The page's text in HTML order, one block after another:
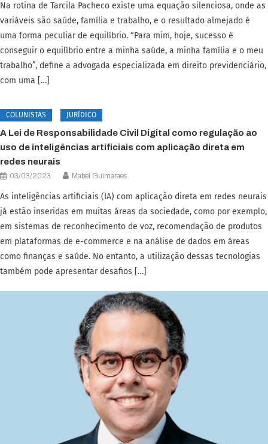
Na rotina de Tarcila Pacheco existe uma equação silenciosa, onde as
variáveis são saúde, família e trabalho, e o resultado almejado é
uma forma peculiar de equilíbrio. “Para mim, hoje, sucesso é
conseguir o equilíbrio entre a minha saúde, a minha família e o meu
trabalho”, define a advogada especializada em direito previdenciário,
com uma […]
COLUNISTAS JURÍDICO
A Lei de Responsabilidade Civil Digital como regulação ao
uso de inteligências artificiais com aplicação direta em
redes neurais
03/03/2023 Mabel Guimaraes
As inteligências artificiais (IA) com aplicação direta em redes neurais
já estão inseridas em muitas áreas da sociedade, como por exemplo,
em sistemas de reconhecimento de voz, recomendação de produtos
em plataformas de e-commerce e na análise de dados em áreas
como finanças e saúde. No entanto, a utilização dessas tecnologias
também pode apresentar desafios […]